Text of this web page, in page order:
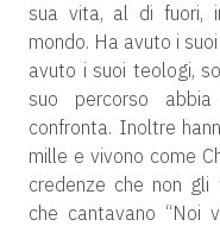
sua vita, al di fuori,
mondo. Ha avuto i
avuto i suoi teologi,
suo percorso
confronta. Inoltre
mille e vivono come
credenze che non gli
che cantavano “Noi